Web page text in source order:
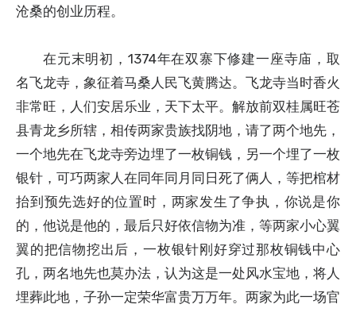
沧桑的创业历程。
在元末明初，1374年在双寨下修建一座寺庙，取
名飞龙寺，象征着马桑人民飞黄腾达。飞龙寺当时香火
非常旺，人们安居乐业，天下太平。解放前双桂属旺苍
县青龙乡所辖，相传两家贵族找阴地，请了两个地先，
一个地先在飞龙寺旁边埋了一枚铜钱，另一个埋了一枚
银针，可巧两家人在同年同月同日死了俩人，等把棺材
抬到预先选好的位置时，两家发生了争执，你说是你
的，他说是他的，最后只好依信物为准，等两家小心翼
翼的把信物挖出后，一枚银针刚好穿过那枚铜钱中心
孔，两名地先也莫办法，认为这是一处风水宝地，将人
埋葬此地，子孙一定荣华富贵万万年。两家为此一场官